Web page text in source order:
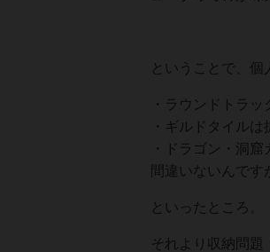
ということで、個
・ラウンドトラ
・ギルドタイル
・ドラゴン・洞
間違いないんで
といったところ。
それより収納問題